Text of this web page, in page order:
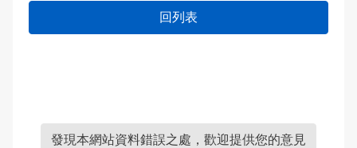
回列表
發現本網站資料錯誤之處，歡迎提供您的意見